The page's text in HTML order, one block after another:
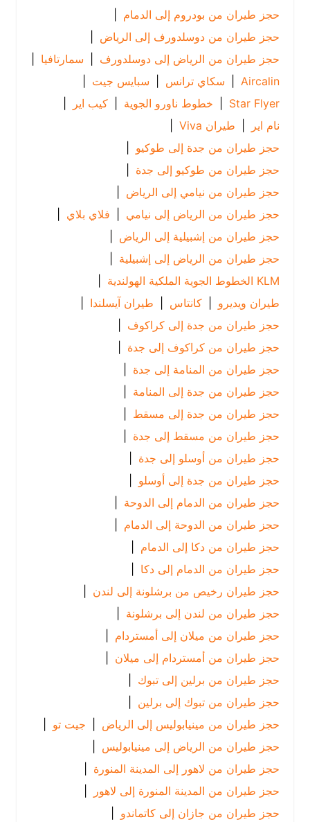
حجز طيران من بودروم إلى الدمام
|
حجز طيران من دوسلدورف إلى الرياض
|
حجز طيران من الرياض إلى دوسلدورف | سمارتافيا
|
Aircalin
| سكاي ترانس | سبايس جيت
|
Star Flyer
| خطوط ناورو الجوية | كيب اير |
| طيران Viva
|
حجز طيران من جدة إلى طوكيو |
حجز طيران من طوكيو إلى جدة
حجز طيران من نيامي إلى الرياض
|
حجز طيران من الرياض إلى نيامي | فلاي بلاي
حجز طيران من إشبيلية إلى الرياض
|
حجز طيران من الرياض إلى إشبيلية |
|
طيران ويديرو
| كانتاس | طيران آيسلندا |
حجز طيران من جدة إلى كراكوف |
حجز طيران من كراكوف إلى جدة
حجز طيران من المنامة إلى جدة
حجز طيران من جدة إلى المنامة |
حجز طيران من جدة إلى مسقط |
حجز طيران من مسقط إلى جدة
حجز طيران من أوسلو إلى جدة
حجز طيران من جدة إلى أوسلو
|
حجز طيران من الدمام إلى الدوحة |
حجز طيران من الدوحة إلى الدمام
|
حجز طيران من دكا إلى الدمام
|
حجز طيران من الدمام إلى دكا |
حجز طيران رخيص من برشلونة إلى لندن
|
حجز طيران من لندن إلى برشلونة
|
حجز طيران من ميلان إلى أمستردام |
حجز طيران من أمستردام إلى ميلان |
حجز طيران من برلين إلى تبوك
|
حجز طيران من تبوك إلى برلين |
حجز طيران من مينيابوليس إلى الرياض
| جيت تو |
حجز طيران من الرياض إلى مينيابوليس |
حجز طيران من لاهور إلى المدينة المنورة |
حجز طيران من المدينة المنورة إلى لاهور |
حجز طيران من جازان إلى كاتماندو |